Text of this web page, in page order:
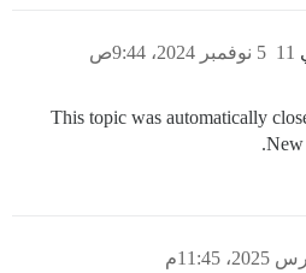
5 نوفمبر 2024، 9:44ص 11
This topic was automatically
New